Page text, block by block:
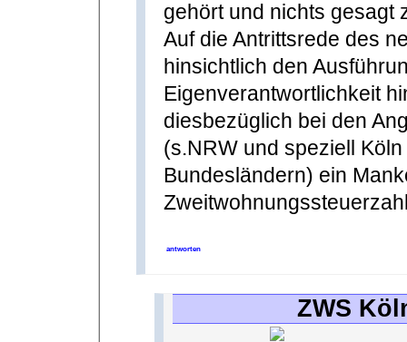
gehört und nichts gesagt
Auf die Antrittsrede des
hinsichtlich den
Eigenverantwortlichkeit
diesbezüglich bei den
(s.NRW und speziell
Bundesländern) ein
antworten
ZWS